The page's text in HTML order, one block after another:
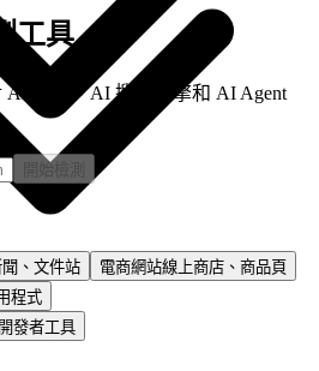
專案
工具
爬蟲、AI 搜尋引擎和 AI Agent
開始檢測
、文件站 電商網站線上商店、商品頁
程式
發者工具